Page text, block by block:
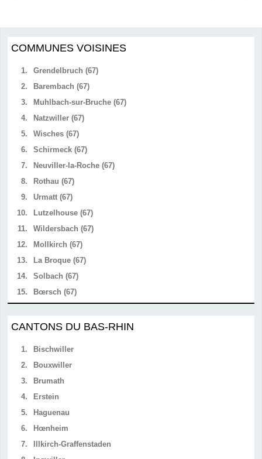
COMMUNES VOISINES
1.
Grendelbruch (67)
2.
Barembach (67)
3.
Muhlbach-sur-Bruche (67)
4.
Natzwiller (67)
5.
Wisches (67)
6.
Schirmeck (67)
7.
Neuviller-la-Roche (67)
8.
Rothau (67)
9.
Urmatt (67)
10.
Lutzelhouse (67)
11.
Wildersbach (67)
12.
Mollkirch (67)
13.
La Broque (67)
14.
Solbach (67)
15.
Bœrsch (67)
CANTONS DU BAS-RHIN
1.
Bischwiller
2.
Bouxwiller
3.
Brumath
4.
Erstein
5.
Haguenau
6.
Hœnheim
7.
Illkirch-Graffenstaden